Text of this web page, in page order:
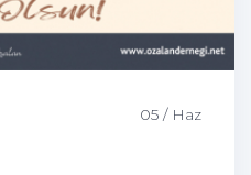
05 / Haz